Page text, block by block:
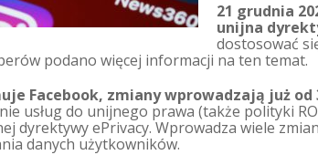
21 grudnia
unijna
dostosować
podano więcej informacji na ten temat.
Facebook, zmiany wprowadzają już od
usług do unijnego prawa (także polityki
dyrektywy ePrivacy. Wprowadza wiele
danych użytkowników.